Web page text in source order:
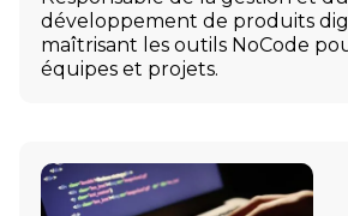
développement de produits
maîtrisant les outils NoCode
équipes et projets.